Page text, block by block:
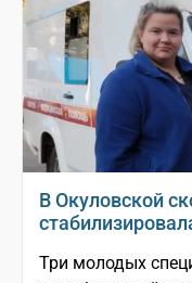
В Окуловской
Три молодых